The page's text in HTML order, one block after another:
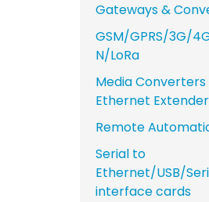
Gateways &
GSM/GPRS/3G/
N/LoRa
Media Converters
Ethernet
Remote
Serial to
Ethernet/USB/
interface cards